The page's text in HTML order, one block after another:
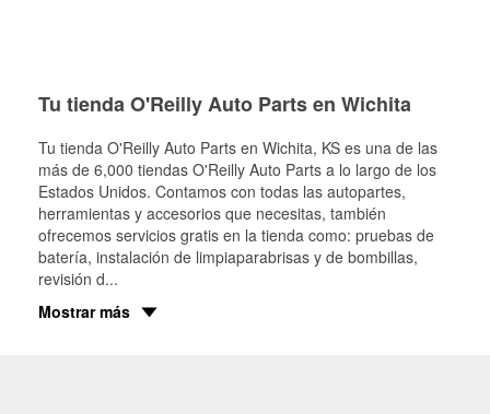
Tu tienda O'Reilly Auto Parts en Wichita
Tu tienda O'Reilly Auto Parts en Wichita, KS es una de las
más de 6,000 tiendas O'Reilly Auto Parts a lo largo de los
Estados Unidos. Contamos con todas las autopartes,
herramientas y accesorios que necesitas, también
ofrecemos servicios gratis en la tienda como: pruebas de
batería, instalación de limpiaparabrisas y de bombillas,
revisión d...
Mostrar más